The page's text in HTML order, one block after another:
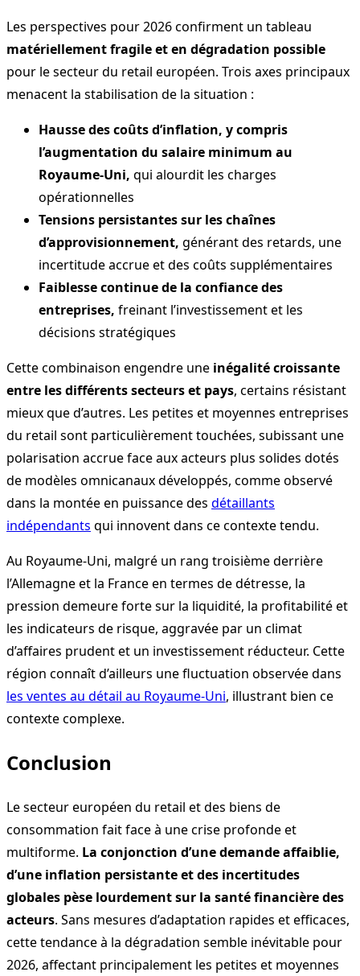
Les perspectives pour 2026 confirment un tableau
matériellement fragile et en dégradation possible
pour le secteur du retail européen. Trois axes principaux
menacent la stabilisation de la situation :
Hausse des coûts d’inflation, y compris
l’augmentation du salaire minimum au
Royaume-Uni, qui alourdit les charges
opérationnelles
Tensions persistantes sur les chaînes
d’approvisionnement, générant des retards, une
incertitude accrue et des coûts supplémentaires
Faiblesse continue de la confiance des
entreprises, freinant l’investissement et les
décisions stratégiques
Cette combinaison engendre une inégalité croissante
entre les différents secteurs et pays, certains résistant
mieux que d’autres. Les petites et moyennes entreprises
du retail sont particulièrement touchées, subissant une
polarisation accrue face aux acteurs plus solides dotés
de modèles omnicanaux développés, comme observé
dans la montée en puissance des détaillants
indépendants qui innovent dans ce contexte tendu.
Au Royaume-Uni, malgré un rang troisième derrière
l’Allemagne et la France en termes de détresse, la
pression demeure forte sur la liquidité, la profitabilité et
les indicateurs de risque, aggravée par un climat
d’affaires prudent et un investissement réducteur. Cette
région connaît d’ailleurs une fluctuation observée dans
les ventes au détail au Royaume-Uni, illustrant bien ce
contexte complexe.
Conclusion
Le secteur européen du retail et des biens de
consommation fait face à une crise profonde et
multiforme. La conjonction d’une demande affaiblie,
d’une inflation persistante et des incertitudes
globales pèse lourdement sur la santé financière des
acteurs. Sans mesures d’adaptation rapides et efficaces,
cette tendance à la dégradation semble inévitable pour
2026, affectant principalement les petites et moyennes